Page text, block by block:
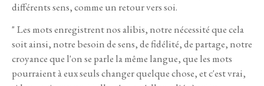
différents sens, comme un retour vers soi.
" Les mots enregistrent nos alibis, notre nécessité que cela
soit ainsi, notre besoin de sens, de fidélité, de partage, notre
croyance que l'on se parle la même langue, que les mots
pourraient à eux seuls changer quelque chose, et c'est vrai,